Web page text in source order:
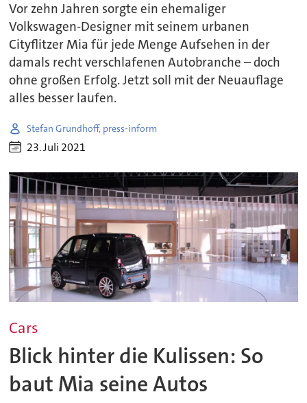
Vor zehn Jahren sorgte ein ehemaliger
Volkswagen-Designer mit seinem urbanen
Cityflitzer Mia für jede Menge Aufsehen in der
damals recht verschlafenen Autobranche – doch
ohne großen Erfolg. Jetzt soll mit der Neuauflage
alles besser laufen.
Stefan Grundhoff, press-inform
23. Juli 2021
Cars
Blick hinter die Kulissen: So
baut Mia seine Autos